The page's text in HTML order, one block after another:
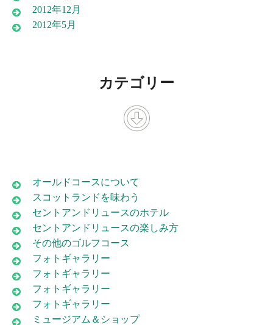
2012年12月
2012年5月
カテゴリー
オールドコースについて
スコットランドを味わう
セントアンドリュースのホテル
セントアンドリュースの楽しみ方
その他のゴルフコース
フォトギャラリー
フォトギャラリー
フォトギャラリー
フォトギャラリー
ミュージアム＆ショップ